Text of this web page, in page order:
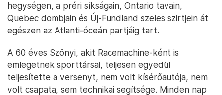
hegységen, a préri síkságain, Ontario tavain,
Quebec dombjain és Új-Fundland szeles szirtjein át
egészen az Atlanti-óceán partjáig tart.
A 60 éves Szőnyi, akit Racemachine-ként is
emlegetnek sporttársai, teljesen egyedül
teljesítette a versenyt, nem volt kísérőautója, nem
volt csapata, sem technikai segítsége. Minden nap